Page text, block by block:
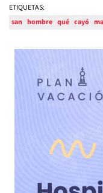
ETIQUETAS:
san hombre qué cayó